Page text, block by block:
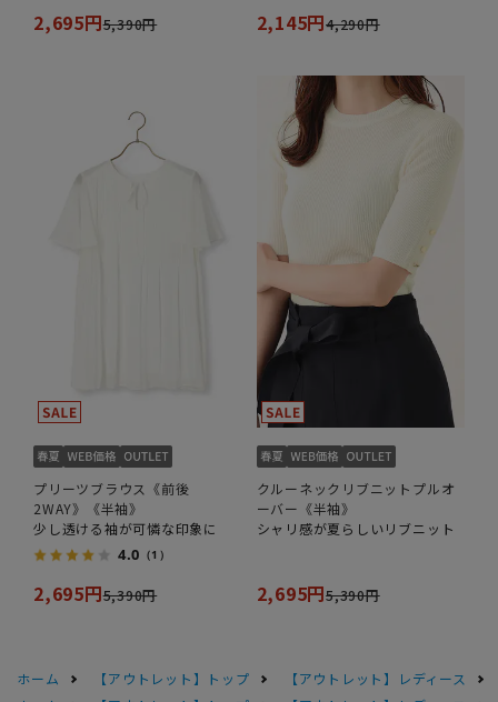
2,695円5,390円 2,145円4,290円
プリーツブラウス《前後
2WAY》《半袖》
少し透ける袖が可憐な印象に
4.0 （1）
2,695円5,390円
クルーネックリブニットプルオ
ーバー《半袖》
シャリ感が夏らしいリブニット
2,695円5,390円
ホーム 【アウトレット】トップ
【アウトレット】レディース